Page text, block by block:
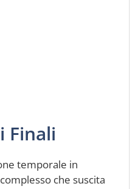
Finali
temporale in
che suscita